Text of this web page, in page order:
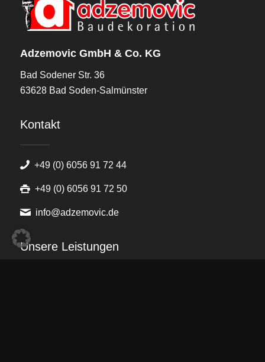
Adzemovic GmbH & Co. KG
Bad Sodener Str. 36
63628 Bad Soden-Salmünster
Kontakt
+49 (0) 6056 91 72 44
+49 (0) 6056 91 72 50
info@adzemovic.de
Unsere Leistungen